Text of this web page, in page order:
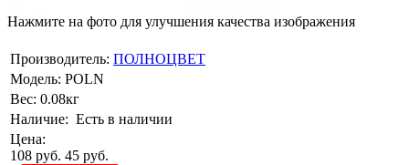
Нажмите на фото для улучшения качества изображения
Производитель: ПОЛНОЦВЕТ
Модель: POLN
Вес: 0.08кг
Наличие: Есть в наличии
Цена:
108 руб. 45 руб.